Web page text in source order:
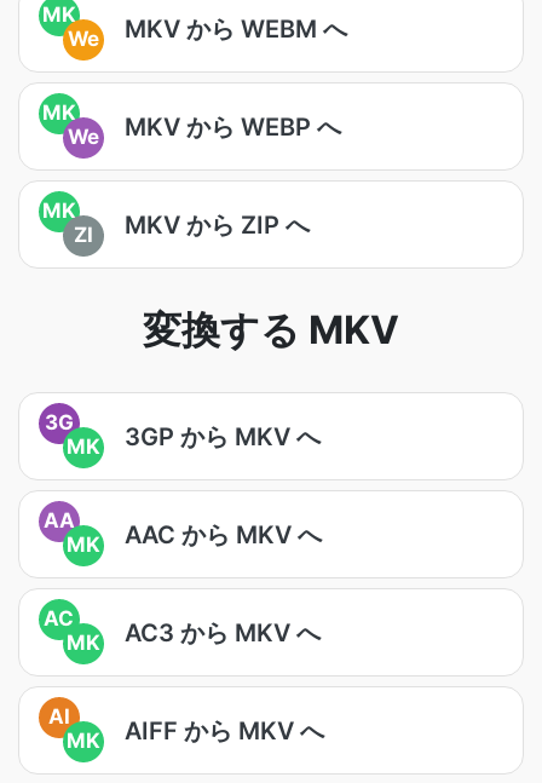
MK
We
MKV から WEBM へ
MK
We
MKV から WEBP へ
MK
ZI
MKV から ZIP へ
変換する MKV
3G
MK
3GP から MKV へ
AA
MK
AAC から MKV へ
AC
MK
AC3 から MKV へ
AI
MK
AIFF から MKV へ